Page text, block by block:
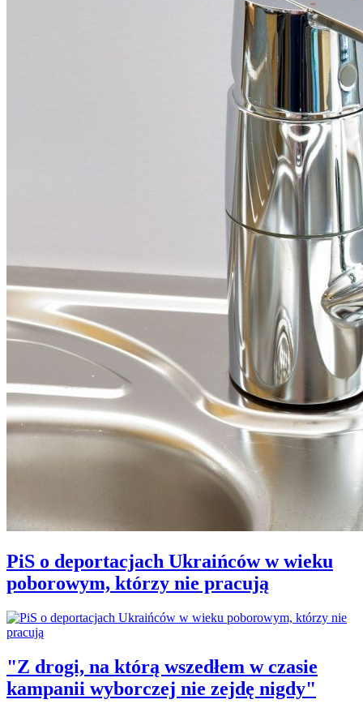
PiS o deportacjach Ukraińców w wieku
poborowym, którzy nie pracują
"Z drogi, na którą wszedłem w czasie
kampanii wyborczej nie zejdę nigdy"